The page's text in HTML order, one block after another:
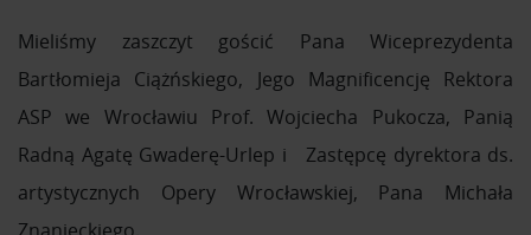
Mieliśmy zaszczyt gościć Pana Wiceprezydenta
Bartłomieja Ciążńskiego, Jego Magnificencję Rektora
ASP we Wrocławiu Prof. Wojciecha Pukocza, Panią
Radną Agatę Gwaderę-Urlep i Zastępcę dyrektora ds.
artystycznych Opery Wrocławskiej, Pana Michała